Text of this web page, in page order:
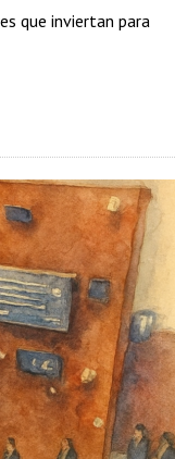
que inviertan para